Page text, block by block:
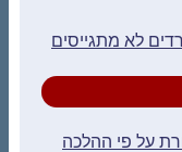
לא מתגייסים
על פי ההלכה